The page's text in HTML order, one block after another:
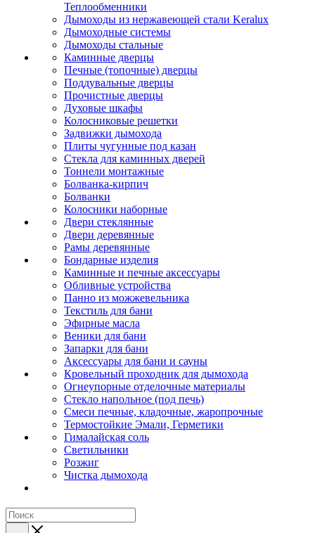
Теплообменники
Дымоходы из нержавеющей стали Keralux
Дымоходные системы
Дымоходы стальные
Каминные дверцы
Печные (топочные) дверцы
Поддувальные дверцы
Прочистные дверцы
Духовые шкафы
Колосниковые решетки
Задвижки дымохода
Плиты чугунные под казан
Стекла для каминных дверей
Тоннели монтажные
Болванка-кирпич
Болванки
Колосники наборные
Двери стеклянные
Двери деревянные
Рамы деревянные
Бондарные изделия
Каминные и печные аксессуары
Обливные устройства
Панно из можжевельника
Текстиль для бани
Эфирные масла
Веники для бани
Запарки для бани
Аксессуары для бани и сауны
Кровельный проходник для дымохода
Огнеупорные отделочные материалы
Стекло напольное (под печь)
Смеси печные, кладочные, жаропрочные
Термостойкие Эмали, Герметики
Гималайская соль
Светильники
Розжиг
Чистка дымохода